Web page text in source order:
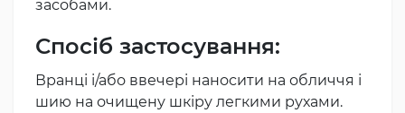
засобами.
Спосіб застосування:
Вранці і/або ввечері наносити на обличчя і
шию на очищену шкіру легкими рухами.